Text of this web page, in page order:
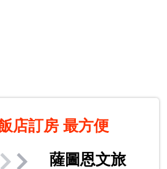
店訂房 最方便
薩圖恩文旅